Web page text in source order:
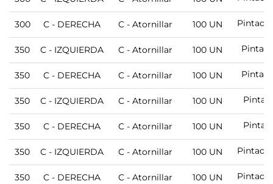
300 C - DERECHA C - Atornillar 100 UN
350 C - IZQUIERDA C - Atornillar 100 UN
350 C - DERECHA C - Atornillar 100 UN
350 C - IZQUIERDA C - Atornillar 100 UN
350 C - DERECHA C - Atornillar 100 UN
350 C - IZQUIERDA C - Atornillar 100 UN
350 C - DERECHA C - Atornillar 100 UN